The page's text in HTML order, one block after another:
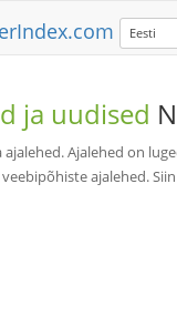
Eesti
ja uudised
Ajalehed on
ajalehed.